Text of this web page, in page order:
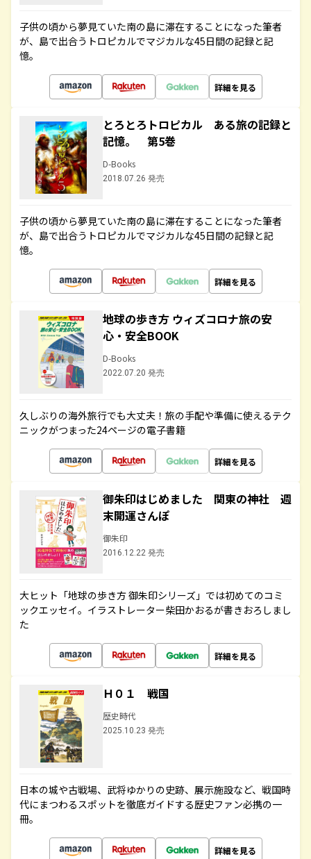
子供の頃から夢見ていた南の島に滞在することになった筆者
が、島で出合うトロピカルでマジカルな45日間の記録と記
憶。
詳細を見る
とろとろトロピカル ある旅の記録と
記憶。 第5巻
D-Books
2018.07.26 発売
子供の頃から夢見ていた南の島に滞在することになった筆者
が、島で出合うトロピカルでマジカルな45日間の記録と記
憶。
詳細を見る
地球の歩き方 ウィズコロナ旅の安
心・安全BOOK
D-Books
2022.07.20 発売
久しぶりの海外旅行でも大丈夫！旅の手配や準備に使えるテク
ニックがつまった24ページの電子書籍
詳細を見る
御朱印はじめました 関東の神社 週
末開運さんぽ
御朱印
2016.12.22 発売
大ヒット「地球の歩き方 御朱印シリーズ」では初めてのコミ
ックエッセイ。イラストレーター柴田かおるが書きおろしまし
た
詳細を見る
Ｈ０１ 戦国
歴史時代
2025.10.23 発売
日本の城や古戦場、武将ゆかりの史跡、展示施設など、戦国時
代にまつわるスポットを徹底ガイドする歴史ファン必携の一
冊。
詳細を見る